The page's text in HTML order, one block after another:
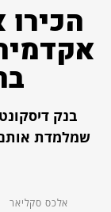
בנק
שמלמדת
אלכס סקליאר